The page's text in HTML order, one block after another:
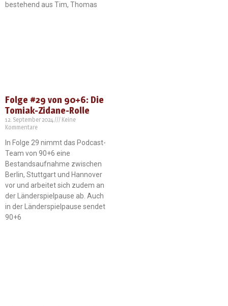
bestehend aus Tim, Thomas
Folge #29 von 90+6: Die
Tomiak-Zidane-Rolle
12. September 2024
Keine
Kommentare
In Folge 29 nimmt das Podcast-
Team von 90+6 eine
Bestandsaufnahme zwischen
Berlin, Stuttgart und Hannover
vor und arbeitet sich zudem an
der Länderspielpause ab. Auch
in der Länderspielpause sendet
90+6